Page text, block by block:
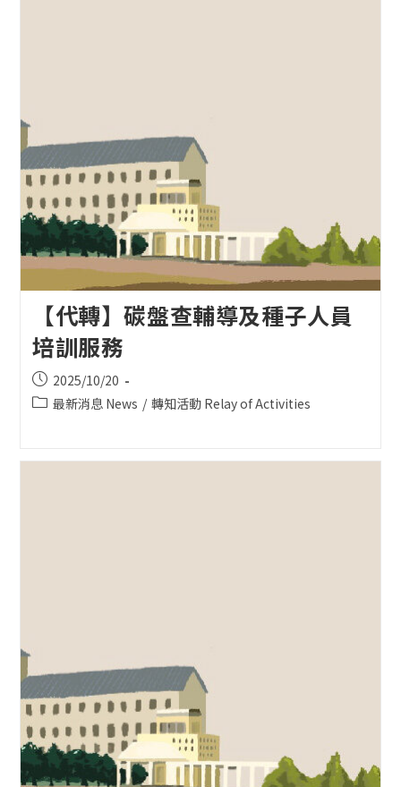
【代轉】碳盤查輔導及種子人員
培訓服務
Post
published:
2025/10/20
Post最新消息 News / 轉知活動 Relay of Activities